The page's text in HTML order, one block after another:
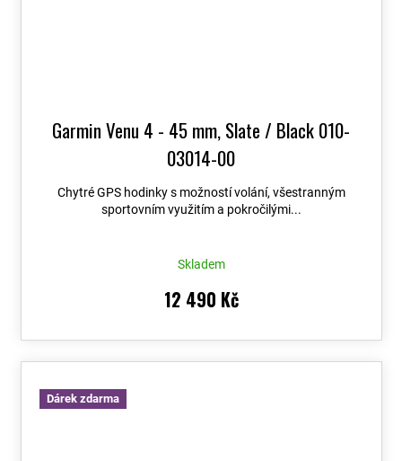
Garmin Venu 4 - 45 mm, Slate / Black 010-
03014-00
Chytré GPS hodinky s možností volání, všestranným
sportovním využitím a pokročilými...
Skladem
12 490 Kč
Dárek zdarma